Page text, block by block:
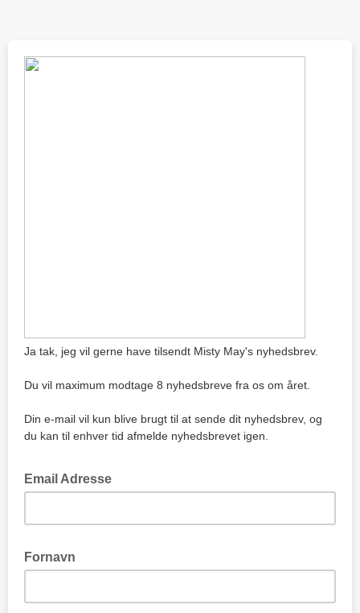
Ja tak, jeg vil gerne have tilsendt Misty May's nyhedsbrev.
Du vil maximum modtage 8 nyhedsbreve fra os om året.
Din e-mail vil kun blive brugt til at sende dit nyhedsbrev, og
du kan til enhver tid afmelde nyhedsbrevet igen.
Email Adresse
Fornavn